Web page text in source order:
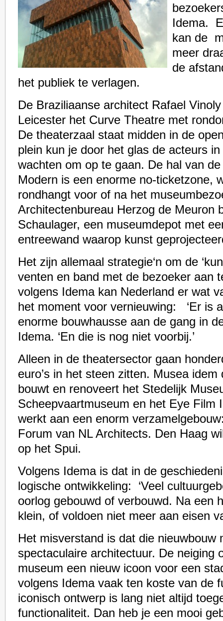
Idema.
kan de
meer
de
het publiek te verlagen.
De Braziliaanse architect Rafael
Leicester het Curve Theatre met
De theaterzaal staat midden in de
plein kun je door het glas de acteurs
wachten om op te gaan. De hal van
Modern is een enorme no-ticketzone,
rondhangt voor of na het
Architectenbureau Herzog de Meuron
Schaulager, een museumdepot met
entreewand waarop kunst
Het zijn allemaal strategie‘n om de
venten en band met de bezoeker aan
volgens Idema kan Nederland er wat
het moment voor vernieuwing: ‘Er is
enorme bouwhausse aan de gang in
Idema. ‘En die is nog niet voorbij.’
Alleen in de theatersector gaan
euro’s in het steen zitten. Musea
bouwt en renoveert het Stedelijk
Scheepvaartmuseum en het Eye Film
werkt aan een enorm
Forum van NL Architects. Den Haag
op het Spui.
Volgens Idema is dat in de
logische ontwikkeling: ‘Veel
oorlog gebouwd of verbouwd. Na een
klein, of voldoen niet meer aan eisen
Het misverstand is dat die nieuwbouw
spectaculaire architectuur. De neiging
museum een nieuw icoon voor een
volgens Idema vaak ten koste van de
iconisch ontwerp is lang niet altijd
functionaliteit. Dan heb je een mooi